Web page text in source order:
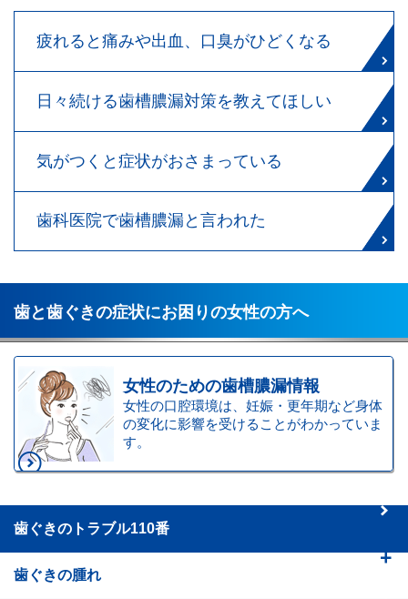
疲れると痛みや出血、口臭がひどくなる
日々続ける歯槽膿漏対策を教えてほしい
気がつくと症状がおさまっている
歯科医院で歯槽膿漏と言われた
歯と歯ぐきの症状にお困りの女性の方へ
女性のための歯槽膿漏情報
女性の口腔環境は、妊娠・更年期など身体
の変化に影響を受けることがわかっていま
す。
歯ぐきのトラブル110番
歯ぐきの腫れ